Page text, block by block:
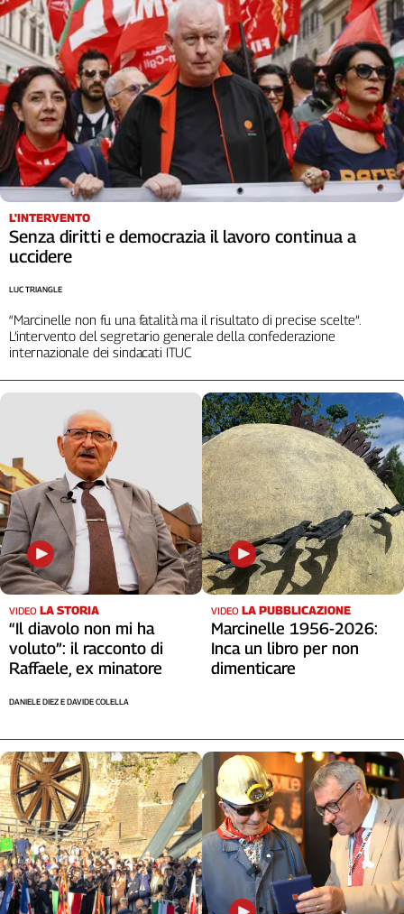
Liguria
Lombardia
Marche
Piemonte
Puglia
Sardegna
Sicilia
Toscana
Trentino
Umbria
Valle
D'Aosta
Archivio
Storico
1955-
Cerca
Contatti
La
redazione
Newsletter
Social
L'INTERVENTO
Senza diritti e democrazia il lavoro continua a
uccidere
“Marcinelle non fu una fatalità ma il risultato di precise scelte”.
L’intervento del segretario generale della confederazione
internazionale dei sindacati ITUC
LUC TRIANGLE
VIDEO LA STORIA
“Il diavolo non mi ha
voluto”: il racconto di
Raffaele, ex minatore
DANIELE DIEZ E DAVIDE COLELLA
VIDEO LA PUBBLICAZIONE
Marcinelle 1956-2026:
Inca un libro per non
dimenticare